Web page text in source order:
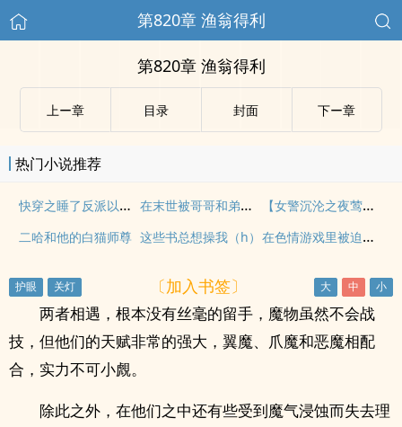
第820章 渔翁得利
第820章 渔翁得利
上ー章 目录 封面 下ー章
热门小说推荐
快穿之睡了反派以后（H） 在末世被哥哥和弟弟们娇宠了（骨科产乳高H） 【女警沉沦之夜莺俱乐部】(第十五章下)（更新两万五千字）
二哈和他的白猫师尊 这些书总想操我（h） 在色情游戏里被迫直播高潮（西幻 人外 nph）
〔加入书签〕
两者相遇，根本没有丝毫的留手，魔物虽然不会战
技，但他们的天赋非常的强大，翼魔、爪魔和恶魔相配
合，实力不可小覤。
除此之外，在他们之中还有些受到魔气浸蚀而失去理